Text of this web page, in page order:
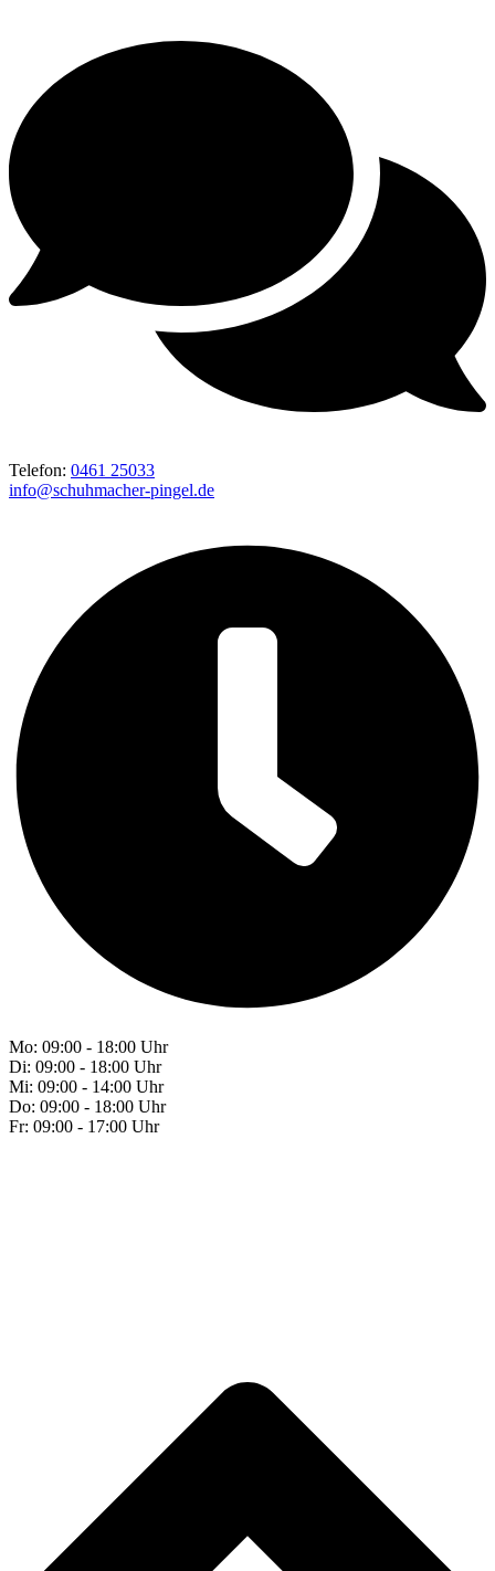
Telefon: 0461 25033
info@schuhmacher-pingel.de
Mo: 09:00 - 18:00 Uhr
Di: 09:00 - 18:00 Uhr
Mi: 09:00 - 14:00 Uhr
Do: 09:00 - 18:00 Uhr
Fr: 09:00 - 17:00 Uhr